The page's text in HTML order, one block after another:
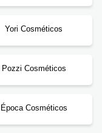
Yori Cosméticos
Pozzi Cosméticos
Época Cosméticos